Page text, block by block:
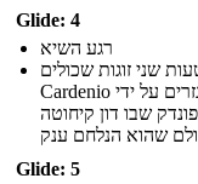
Glide: 4
רגע השיא
שני זוגות שכולים.
Cardenio עם לוסינדה, ופרדיננד עם דורותיאה, שנקרעו לגזרים על ידי
שבו דון קיחוטה
Glide: 5